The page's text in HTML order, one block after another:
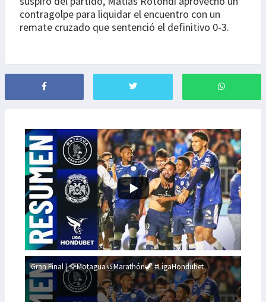
contragolpe para liquidar el encuentro con un
remate cruzado que sentenció el definitivo 0-3.
Gran Final | 🦅Motagua🆚Marathón🦖 #LigaHondubet